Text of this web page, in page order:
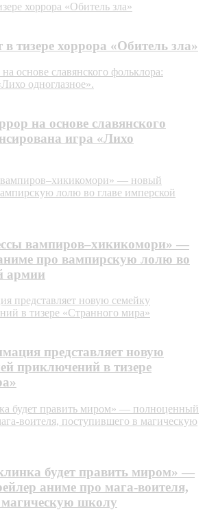
хоррора «Обитель зла»
тизере хоррора «Обитель зла»
основе славянского фольклора:
одноглазное».
на основе славянского
игра «Лихо
— новый
лолю во главе имперской
вампиров–хикикомори» —
про вампирскую лолю во
армии
представляет новую семейку
в тизере «Странного мира»
представляет новую
приключений в тизере
будет править миром» — полноценный
воителя, поступившего в магическую
будет править миром» —
аниме про мага-воителя,
магическую школу